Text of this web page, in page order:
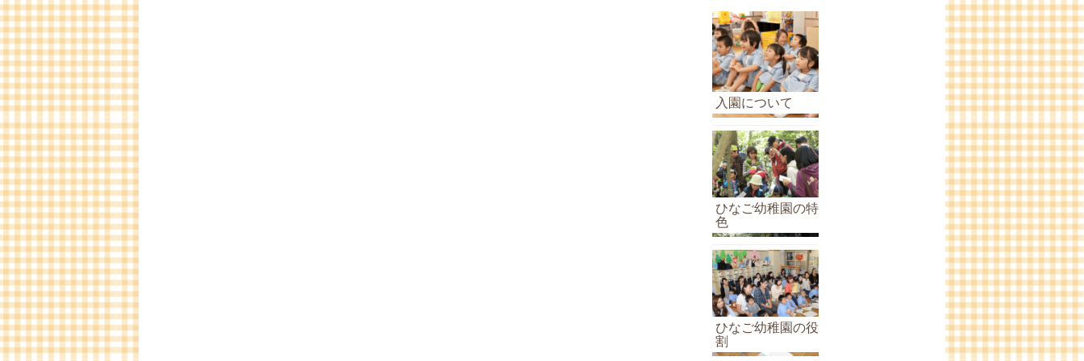
ら
せ
の
ア
ー
カ
イ
ブ
入園について
ひなご幼稚園の特
色
ひなご幼稚園の役
割